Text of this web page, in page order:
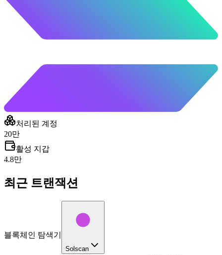
처리된 계정
20만
활성 지갑
4.8만
최근 트랜잭션
블록체인 탐색기
Solscan